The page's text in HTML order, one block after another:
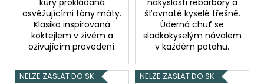
kůry prokládaná
osvěžujícími tóny máty.
Klasika inspirovaná
koktejlem v živém a
oživujícím provedení.
nakyslosti rebarbory a
šťavnaté kyselé třešně.
Úderná chuť se
sladkokyselým návalem
v každém potahu.
NELZE ZASLAT DO SK NELZE ZASLAT DO SK